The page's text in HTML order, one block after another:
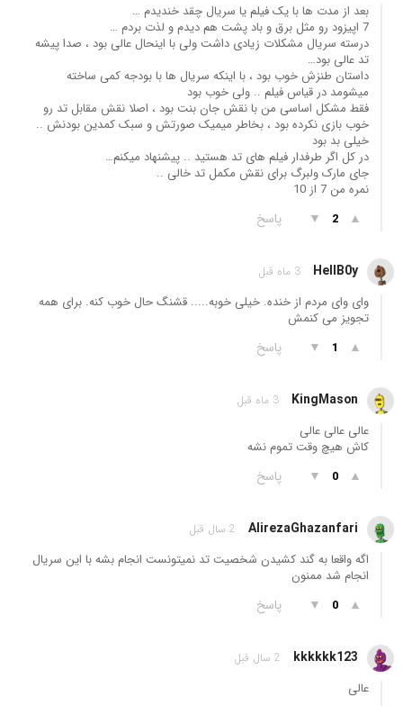
بعد از مدت ها با یک فیلم یا سریال چقد خندیدم …
7 اپیزود رو مثل برق و باد پشت هم دیدم و لذت بردم …
درسته سریال مشکلات زیادی داشت ولی با اینحال عالی بود ، صدا پیشه
تد عالی بود…
داستان طنزش خوب بود ، با اینکه سریال ها با بودجه کمی ساخته
میشومد در قیاس فیلم .. ولی خوب بود
فقط مشکل اساسی من با نقش جان بنت بود ، اصلا نقش مقابل تد رو
خوب بازی نکرده بود ، بخاطر میمیک صورتش و سبک کمدین بودنش ..
خیلی بد بود
در کل اگر طرفدار فیلم های تد هستید .. پیشنهاد میکنم…
جای مارک ولبرگ برای نقش مکمل تد خالی ..
نمره من 7 از 10
▲
2
▼ پاسخ
HellB0y 3 ماه قبل
وای وای مردم از خنده. خیلی خوبه..... قشنگ حال خوب کنه. برای همه
تجویز می کنمش
▲
1
▼ پاسخ
KingMason 3 ماه قبل
عالی عالی عالی
کاش هیچ وقت تموم نشه
▲
0
▼ پاسخ
AlirezaGhazanfari 2 سال قبل
اگه واقعا به گند کشیدن شخصیت تد نمیتونست انجام بشه با این سریال
انجام شد ممنون
▲
0
▼ پاسخ
kkkkkk123 2 سال قبل
عالی